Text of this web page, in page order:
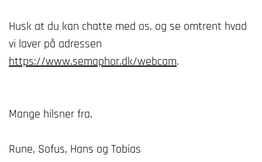
Husk at du kan chatte med os, og se omtrent hvad
vi laver på adressen
https://www.semaphor.dk/webcam.
Mange hilsner fra,
Rune, Sofus, Hans og Tobias